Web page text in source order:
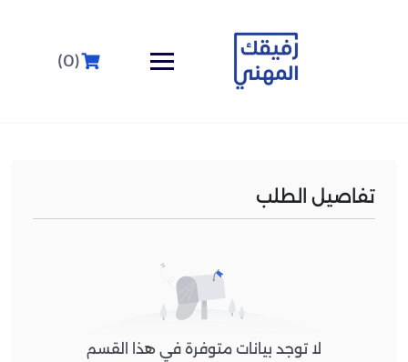
(0)
تفاصيل الطلب
لا توجد بيانات متوفرة في هذا القسم